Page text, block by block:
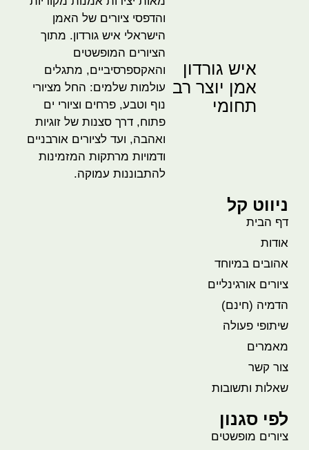
איש גורדון
אמן יוצר רב
תחומי
והדפסי ציורים של האמן
הישראלי איש גורדון. מתוך
הציורים המופשטים
והאקספרסיביים, מתגלים
עולמות שלמים: החל מציורי
נוף וטבע, פרחים וציורי ים
פתוח, דרך סצנות של זוגיות
ואהבה, ועד לציורים אורבניים
ודמויות מרתקות המזמינות
להתבוננות עמוקה.
ניווט קל
דף הבית
אודות
אהובים במיוחד
ציורים אורגינליים
הדמיה (חינם)
שיתופי פעולה
מאמרים
צור קשר
שאלות ותשובות
לפי סגנון
ציורים מופשטים